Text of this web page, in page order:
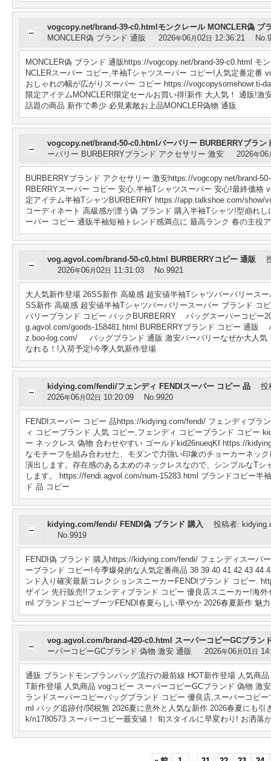
vogcopy.net/brand-39-c0.htmlモンクレール MONCLER偽 ブ
MONCLER偽 ブランド 通販
2026年06月02日 12:36:21
MONCLER偽 ブランド 通販https://vogcopy.net/brand-39-c0.html モ
NCLERスーパー コピー,半袖Tシャツスーパー コピー!人気定番定番
おしゃれの幅が広がりスーパー コピー https://vogcopysomehowr.ti-
限定アイテムMONCLER!限定セールお買い得!新作 大人気！ 通販!
話題の商品 新作で希少 必見素敵お上品MONCLER偽物 通販
vogcopy.net/brand-50-c0.htmlバーバリー BURBERRYブラン
ーバリー BURBERRYブランド アクセサリー 激安
2026年06
BURBERRYブランド アクセサリー 激安https://vogcopy.net/brand-
RBERRYスーパー コピー 安心,半袖Tシャツスーパー 安心!最終価
定アイテム半袖TシャツBURBERRY https://app.talkshoe.com/show/
コーディネート 高級感が漂う偽 ブランド 購入半袖Tシャツ!型崩れ
ーパー コピー 通販半袖短袖トレンド感満点に 最高ランク 春の主役
vog.agvol.com/brand-50-c0.html BURBERRYコピー 通販
2026年06月02日 11:31:03 No.9921
大人気新作登場 26SS新作 高級感 超安値半袖Tシャツバーバリース
SS新作 高級感 超安値半袖Tシャツバーバリースーパー ブランド コ
バリーブランド コピー バックBURBERRY バッグスーパーコピー
g.agvol.com/goods-158481.html BURBERRYブランド コピー 通販
z.boo-log.com/ バッグブランド 通販 激安バーバリーなぜか大人気
なれる！!入荷予定!今季人気新作登場
kidying.com/fendi/フェンディ FENDIスーパー コピー 品
投
2026年06月02日 10:20:09 No.9920
FENDIスーパー コピー 品https://kidying.com/fendi/ フェンディブラ
ィ コピーブランド 人気 コピー,フェンディ コピーブランド コピー
ー ネックレス 偽物 合わせやすい ゴールドkid26nueqKf https://
なモチーフを組み合わせた、モダンで力強い印象のチョーカーネッ
演出します。存在感のある太めのネックレスなので、シンプルなT
します。 https://fendi.agvol.com/num-15283.html ブランドコピー半
ド 品 コピー
kidying.com/fendi/ FENDI偽 ブランド 購入 投稿者:
No.9919
FENDI偽 ブランド 購入https://kidying.com/fendi/ フェンディスーパ
ーブランド コピー!今季爆発的な人気定番商品 38 39 40 41 42 43
ンド入り確実最新コレクションスニーカーFENDIブランド コピー.
ザイン 先行販売!!フェンディブランド コピー 優良店スニーカー!海
ml ブランドコピーブーツFENDI春夏らしい華やか 2026春夏新作 魅
vog.agvol.com/brand-420-c0.html スーパーコピーGCブラン
ーパーコピーGCブランド 偽物 激安 通販
2026年06月01日
通販 ブランドモンブランバッグ流行の最前線 HOT新作登場 人気商
T新作登場 人気商品 vogコピー スーパーコピーGCブランド 偽物 激
ランドスーパーコピーバッグブランド コピー 優良店,スーパーコピ
ml バッグ追跡付/関税無 2026夏に意外と人気な新作 2026春夏にも
k/n1780573 スーパーコピー最安値！ 旬スタイルに早変わり! お洒